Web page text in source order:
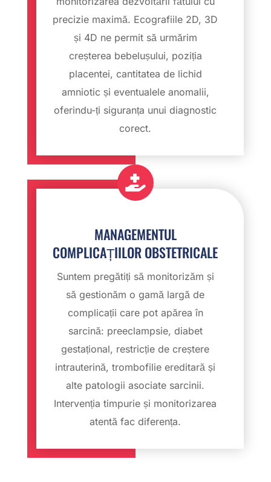
precizie maximă. Ecografiile 2D, 3D
și 4D ne permit să urmărim
creșterea bebelușului, poziția
placentei, cantitatea de lichid
amniotic și eventualele anomalii,
oferindu-ți siguranța unui diagnostic
corect.

MANAGEMENTUL
COMPLICAȚIILOR OBSTETRICALE
Suntem pregătiți să monitorizăm și
să gestionăm o gamă largă de
complicații care pot apărea în
sarcină: preeclampsie, diabet
gestațional, restricție de creștere
intrauterină, trombofilie ereditară și
alte patologii asociate sarcinii.
Intervenția timpurie și monitorizarea
atentă fac diferența.